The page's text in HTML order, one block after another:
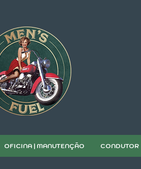
OFICINA | MANUTENÇÃO CONDUTOR